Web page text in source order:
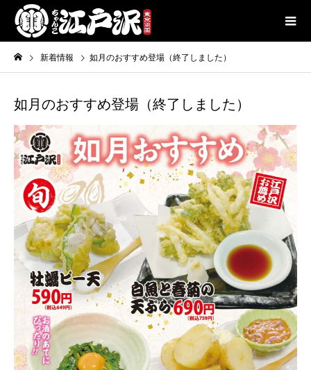
新着情報 如月のおすすめ登場（終了しました）
如月のおすすめ登場（終了しました）